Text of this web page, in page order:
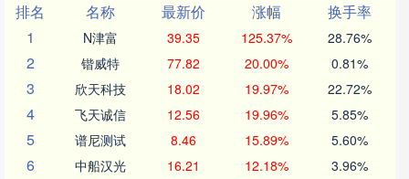
排名
名称 最新价 涨幅
换手率
1
N津富 39.35 125.37% 28.76%
2 锴威特 77.82 20.00% 0.81%
3 欣天科技 18.02 19.97% 22.72%
4 飞天诚信 12.56 19.96% 5.85%
5 谱尼测试 8.46 15.89% 5.60%
6 中船汉光 16.21 12.18% 3.96%